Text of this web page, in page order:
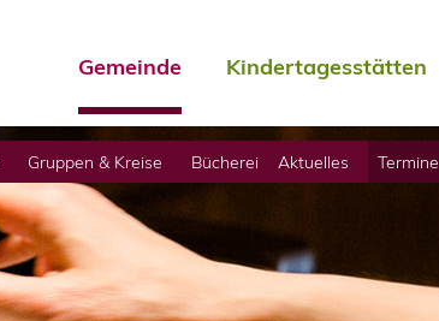
Gemeinde Kindertagesstätten
Gruppen & Kreise Bücherei Aktuelles Termine